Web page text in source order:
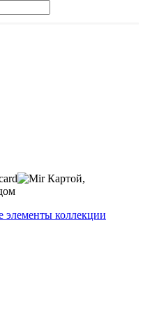
Картой,
элементы коллекции